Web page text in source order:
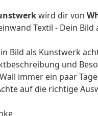
wird dir von
Textil - Dein
Bild als Kunstwerk
und
immer ein paar
auf die richtige